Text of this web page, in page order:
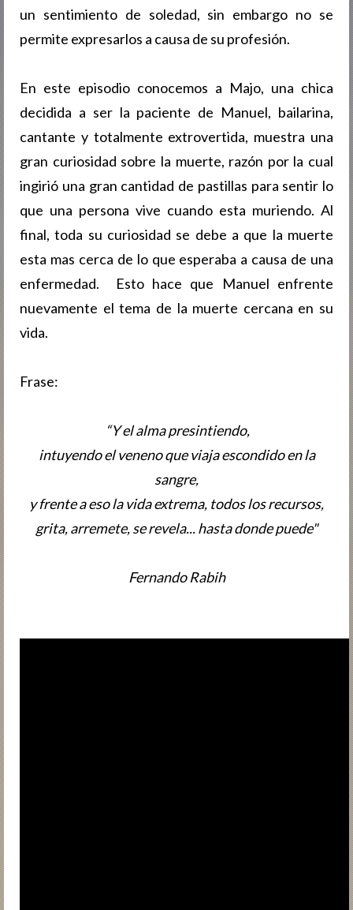
un sentimiento de soledad, sin embargo no se
permite expresarlos a causa de su profesión.
En este episodio conocemos a Majo, una chica
decidida a ser la paciente de Manuel, bailarina,
cantante y totalmente extrovertida, muestra una
gran curiosidad sobre la muerte, razón por la cual
ingirió una gran cantidad de pastillas para sentir lo
que una persona vive cuando esta muriendo. Al
final, toda su curiosidad se debe a que la muerte
esta mas cerca de lo que esperaba a causa de una
enfermedad.
Esto hace que Manuel enfrente
nuevamente el tema de la muerte cercana en su
vida.
Frase:
“Y el alma presintiendo,
intuyendo el veneno que viaja escondido en la
sangre,
y frente a eso la vida extrema, todos los recursos,
grita, arremete, se revela... hasta donde puede"
Fernando Rabih